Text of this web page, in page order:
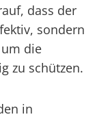
dass der
sondern
die
zu schützen.
in